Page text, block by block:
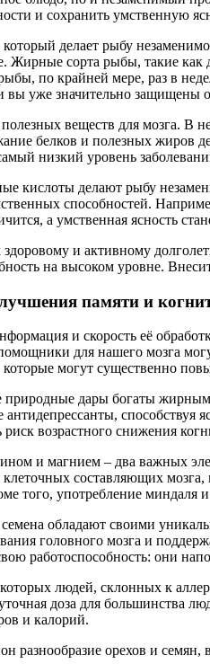
и сохранить умственную
делает рыбу
Жирные сорта рыбы, такие
по крайней мере, раз в
уже значительно защищены
веществ для мозга. В
белков и полезных жиров
низкий уровень
кислоты делают рыбу
способностей.
а умственная ясность
здоровому и активному
на высоком уровне.
памяти и
и скорость её
для нашего мозга
которые могут существенно
дары богаты
антидепрессанты,
риск возрастного снижения
и магнием – два важных
составляющих
того, употребление
обладают своими
головного мозга и
работоспособность: они
людей, склонных к
доза для большинства
и калорий.
разнообразие орехов и